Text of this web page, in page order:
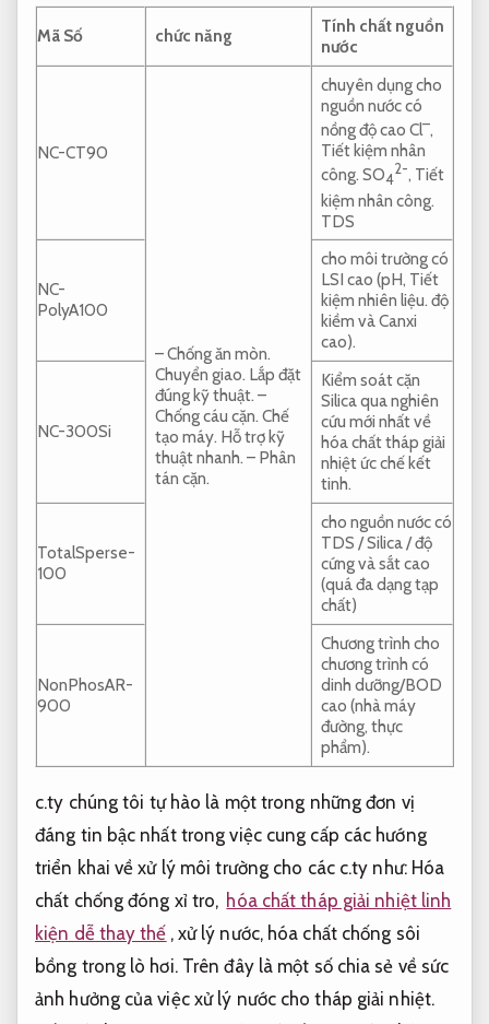
Mã Số chức năng
Tính chất nguồn
nước
NC-CT90
– Chống ăn mòn.
Chuyển giao. Lắp đặt
đúng kỹ thuật. –
Chống cáu cặn. Chế
tạo máy. Hỗ trợ kỹ
thuật nhanh. – Phân
tán cặn.
chuyên dụng cho
nguồn nước có
nồng độ cao Cl–,
Tiết kiệm nhân
công. SO4
2-, Tiết
kiệm nhân công.
TDS
NC-
PolyA100
cho môi trường có
LSI cao (pH, Tiết
kiệm nhiên liệu. độ
kiềm và Canxi
cao).
NC-300Si
Kiểm soát cặn
Silica qua nghiên
cứu mới nhất về
hóa chất tháp giải
nhiệt ức chế kết
tinh.
TotalSperse-
100
cho nguồn nước có
TDS / Silica / độ
cứng và sắt cao
(quá đa dạng tạp
chất)
NonPhosAR-
900
Chương trình cho
chương trình có
dinh dưỡng/BOD
cao (nhà máy
đường, thực
phẩm).
c.ty chúng tôi tự hào là một trong những đơn vị
đáng tin bậc nhất trong việc cung cấp các hướng
triển khai về xử lý môi trường cho các c.ty như: Hóa
chất chống đóng xỉ tro, hóa chất tháp giải nhiệt linh
kiện dễ thay thế , xử lý nước, hóa chất chống sôi
bồng trong lò hơi. Trên đây là một số chia sẻ về sức
ảnh hưởng của việc xử lý nước cho tháp giải nhiệt.